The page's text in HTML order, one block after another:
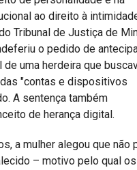
ao direito à
Tribunal de Justiça de
o pedido de
uma herdeira que
"contas e dispositivos
A sentença também
de herança digital.
a mulher alegou que
– motivo pelo qual